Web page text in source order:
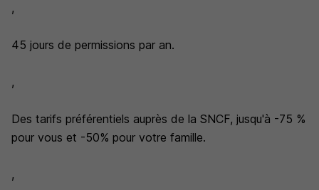
,
45 jours de permissions par an.
,
Des tarifs préférentiels auprès de la SNCF, jusqu'à -75 %
pour vous et -50% pour votre famille.
,